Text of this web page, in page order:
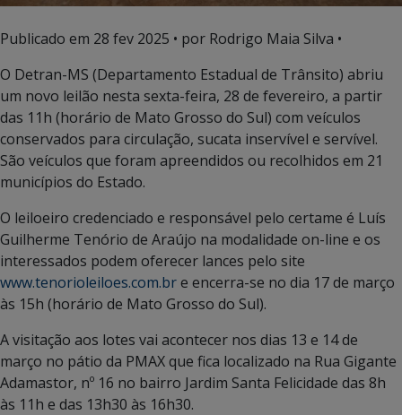
Publicado em 28 fev 2025 • por Rodrigo Maia Silva •
O Detran-MS (Departamento Estadual de Trânsito) abriu
um novo leilão nesta sexta-feira, 28 de fevereiro, a partir
das 11h (horário de Mato Grosso do Sul) com veículos
conservados para circulação, sucata inservível e servível.
São veículos que foram apreendidos ou recolhidos em 21
municípios do Estado.
O leiloeiro credenciado e responsável pelo certame é Luís
Guilherme Tenório de Araújo na modalidade on-line e os
interessados podem oferecer lances pelo site
www.tenorioleiloes.com.bre encerra-se no dia 17 de março
às 15h (horário de Mato Grosso do Sul).
A visitação aos lotes vai acontecer nos dias 13 e 14 de
março no pátio da PMAX que fica localizado na Rua Gigante
Adamastor, nº 16 no bairro Jardim Santa Felicidade das 8h
às 11h e das 13h30 às 16h30.